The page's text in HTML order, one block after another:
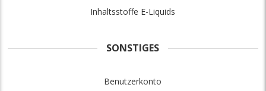
Inhaltsstoffe E-Liquids
SONSTIGES
Benutzerkonto